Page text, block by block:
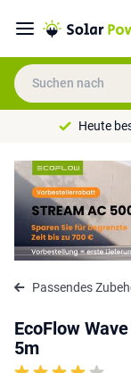
Heute
Passendes
EcoFlow
5m